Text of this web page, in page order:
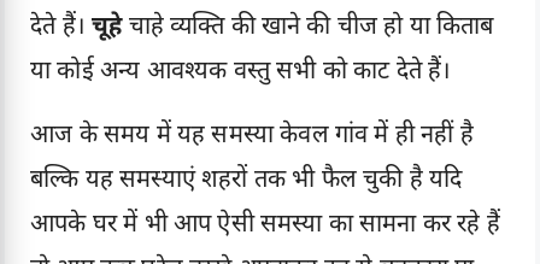
देते हैं।चूहेचाहे व्यक्ति की खाने की चीज हो या किताब
या कोई अन्य आवश्यक वस्तु सभी को काट देते हैं।
आज के समय में यह समस्या केवल गांव में ही नहीं है
बल्कि यह समस्याएं शहरों तक भी फैल चुकी है यदि
आपके घर में भी आप ऐसी समस्या का सामना कर रहे हैं